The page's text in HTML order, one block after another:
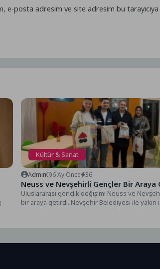
e-posta adresim ve site adresim bu
Kültür & Sanat
Admin 6 Ay Önce 36
Neuss ve Nevşehirli Gençler Bir Araya
Uluslararası gençlik değişimi Neuss ve
bir araya getirdi. Nevşehir Belediyesi ile yakın